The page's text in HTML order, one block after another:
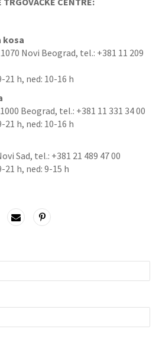
kosa
Novi Beograd, tel.: +381 11 209
h, ned: 10-16 h
Beograd, tel.: +381 11 331 34 00
h, ned: 10-16 h
Sad, tel.: +381 21 489 47 00
21 h, ned: 9-15 h